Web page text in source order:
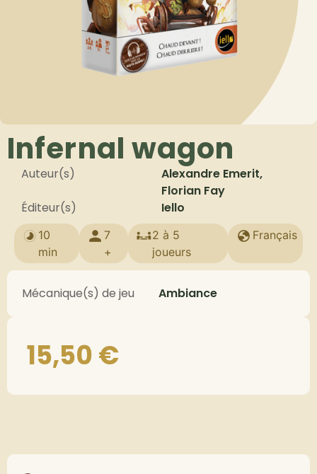
Infernal wagon
Auteur(s)
Alexandre Emerit,
Florian Fay
Éditeur(s)
Iello
10
min
7
+
2 à 5
joueurs
Français
Mécanique(s) de jeu Ambiance
15,50€